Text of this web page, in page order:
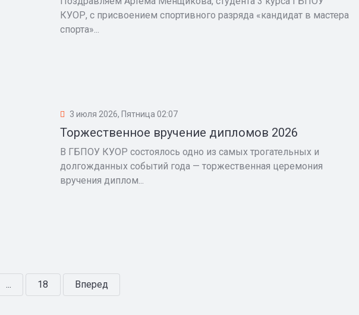
КУОР, с присвоением спортивного разряда «кандидат в мастера
спорта»...
3 июля 2026, Пятница 02:07
Торжественное вручение дипломов 2026
В ГБПОУ КУОР состоялось одно из самых трогательных и
долгожданных событий года — торжественная церемония
вручения диплом...
... 18 Вперед